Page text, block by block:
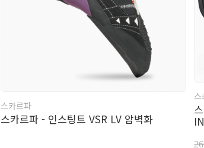
스카르파
스카르파 - 인스팅트 VSR LV 암벽화
스